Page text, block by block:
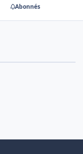
Abonnés